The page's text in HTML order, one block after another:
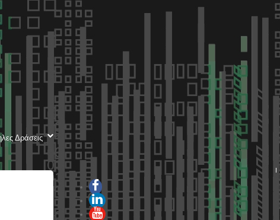
Δράσεις